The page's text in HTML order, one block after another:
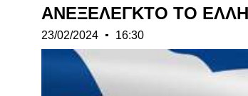
ΑΝΕΞΕΛΕΓΚΤΟ ΤΟ
23/02/2024 16:30